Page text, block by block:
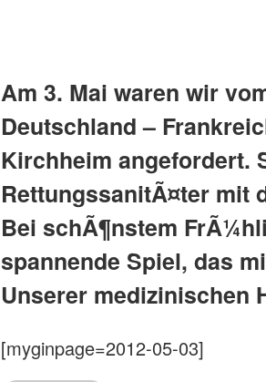
Am 3. Mai waren wir
Deutschland –
Kirchheim angefordert.
RettungssanitÃ¤ter mit
Bei schÃ¶nstem
spannende Spiel, das
Unserer medizinischen
[myginpage=2012-05-03]